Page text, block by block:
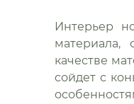
Интерьер
материала,
качестве
сойдет с